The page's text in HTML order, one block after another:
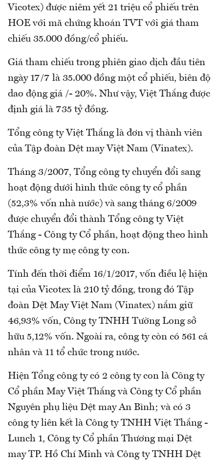
Vicotex) được niêm yết 21 triệu cổ phiếu trên
HOE với mã chứng khoán TVT với giá tham
chiếu 35.000 đồng/cổ phiếu.
Giá tham chiếu trong phiên giao dịch đầu tiên
ngày 17/7 là 35.000 đồng một cổ phiếu, biên độ
dao động giá /- 20%. Như vậy, Việt Thắng được
định giá là 735 tỷ đồng.
Tổng công ty Việt Thắng là đơn vị thành viên
của Tập đoàn Dệt may Việt Nam (Vinatex).
Tháng 3/2007, Tổng công ty chuyển đổi sang
hoạt động dưới hình thức công ty cổ phần
(52,3% vốn nhà nước) và sang tháng 6/2009
được chuyển đổi thành Tổng công ty Việt
Thắng - Công ty Cổ phần, hoạt động theo hình
thức công ty mẹ công ty con.
Tính đến thời điểm 16/1/2017, vốn điều lệ hiện
tại của Vicotex là 210 tỷ đồng, trong đó Tập
đoàn Dệt May Việt Nam (Vinatex) nắm giữ
46,93% vốn, Công ty TNHH Tường Long sở
hữu 5,12% vốn. Ngoài ra, công ty còn có 561 cá
nhân và 11 tổ chức trong nước.
Hiện Tổng công ty có 2 công ty con là Công ty
Cổ phần May Việt Thắng và Công ty Cổ phần
Nguyên phụ liệu Dệt may An Bình; và có 3
công ty liên kết là Công ty TNHH Việt Thắng -
Lunch 1, Công ty Cổ phần Thương mại Dệt
may TP. Hồ Chí Minh và Công ty TNHH Dệt